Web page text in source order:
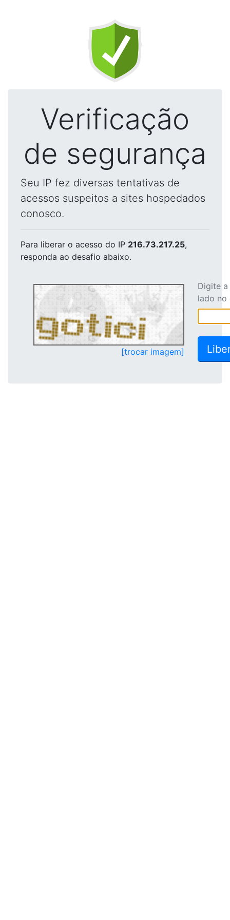
Verificação
de segurança
Seu IP fez diversas tentativas de
acessos suspeitos a sites hospedados
conosco.
Para liberar o acesso do IP 216.73.217.25,
responda ao desafio abaixo.
[trocar imagem]
Digite
lado no